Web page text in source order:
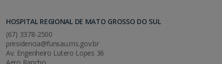
HOSPITAL REGIONAL DE MATO GROSSO DO SUL
(67) 3378-2500
presidencia@funsau.ms.gov.br
Av. Engenheiro Lutero Lopes 36